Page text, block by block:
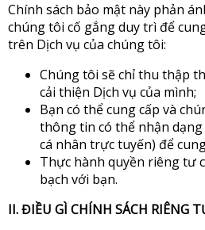
Chính sách bảo mật này phản
chúng tôi cố gắng duy trì để
trên Dịch vụ của chúng tôi:
Chúng tôi sẽ chỉ thu thập
cải thiện Dịch vụ của mình;
Bạn có thể cung cấp và
thông tin có thể nhận
cá nhân trực tuyến) để
Thực hành quyền riêng tư
bạch với bạn.
II. ĐIỀU GÌ CHÍNH SÁCH RIÊNG